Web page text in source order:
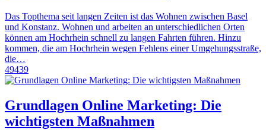
Das Topthema seit langen Zeiten ist das Wohnen zwischen Basel
und Konstanz. Wohnen und arbeiten an unterschiedlichen Orten
können am Hochrhein schnell zu langen Fahrten führen. Hinzu
kommen, die am Hochrhein wegen Fehlens einer Umgehungsstraße,
die…
49439
Grundlagen Online Marketing: Die
wichtigsten Maßnahmen